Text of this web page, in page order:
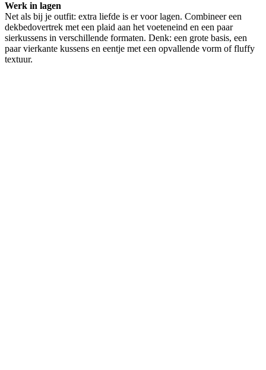
Werk in lagen
Net als bij je outfit: extra liefde is er voor lagen. Combineer een
dekbedovertrek met een plaid aan het voeteneind en een paar
sierkussens in verschillende formaten. Denk: een grote basis, een
paar vierkante kussens en eentje met een opvallende vorm of fluffy
textuur.